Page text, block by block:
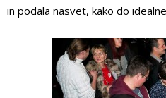
in podala nasvet, kako do